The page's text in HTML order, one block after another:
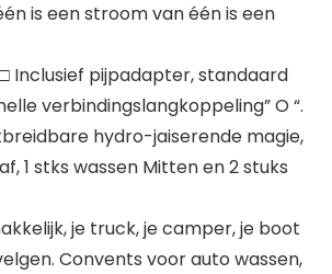
is een stroom van één is een
Inclusief pijpadapter, standaard
verbindingslangkoppeling” O “.
hydro-jaiserende magie,
1 stks wassen Mitten en 2 stuks
je truck, je camper, je boot
Convents voor auto wassen,